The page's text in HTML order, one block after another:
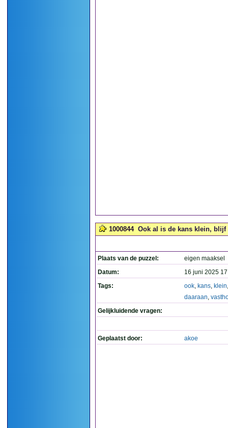
1000844 Ook al is de kans klein, blijf
Plaats van de puzzel:
eigen maaksel
Datum:
16 juni 2025
Tags:
ook, kans, klein
daaraan,
Gelijkluidende vragen:
Geplaatst door: akoe